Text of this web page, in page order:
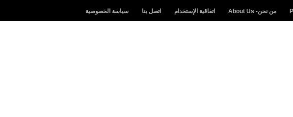
من نحن- About Us اتفاقية الإستخدام اتصل بنا سياسة الخصوصية